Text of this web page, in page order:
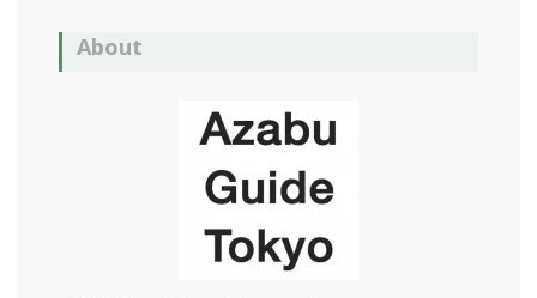
About